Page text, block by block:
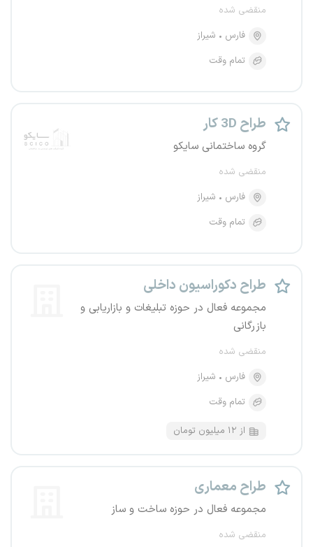
منقضی شده
فارس
شیراز
تمام وقت
طراح 3D کار
گروه ساختمانی سایکو
منقضی شده
فارس
شیراز
تمام وقت
طراح دکوراسیون داخلی
مجموعه فعال در حوزه تبلیغات و بازاریابی و
بازرگانی
منقضی شده
فارس
شیراز
تمام وقت
از ۱۲ میلیون تومان
طراح معماری
مجموعه فعال در حوزه ساخت و ساز
منقضی شده